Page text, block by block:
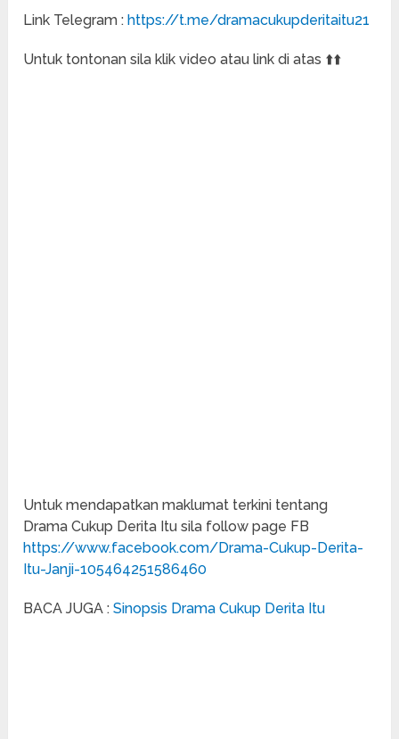
Link Telegram : https://t.me/dramacukupderitaitu21
Untuk tontonan sila klik video atau link di atas ⬆️⬆️
Untuk mendapatkan maklumat terkini tentang
Drama Cukup Derita Itu sila follow page FB
https://www.facebook.com/Drama-Cukup-Derita-
Itu-Janji-105464251586460
BACA JUGA :Sinopsis Drama Cukup Derita Itu